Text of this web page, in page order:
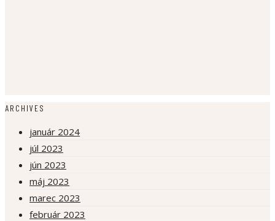
ARCHIVES
január 2024
júl 2023
jún 2023
máj 2023
marec 2023
február 2023